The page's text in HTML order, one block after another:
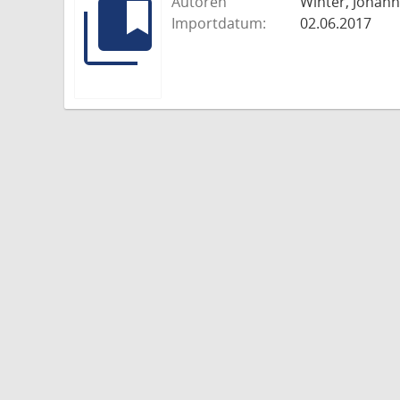
Importdatum:
02.06.2017